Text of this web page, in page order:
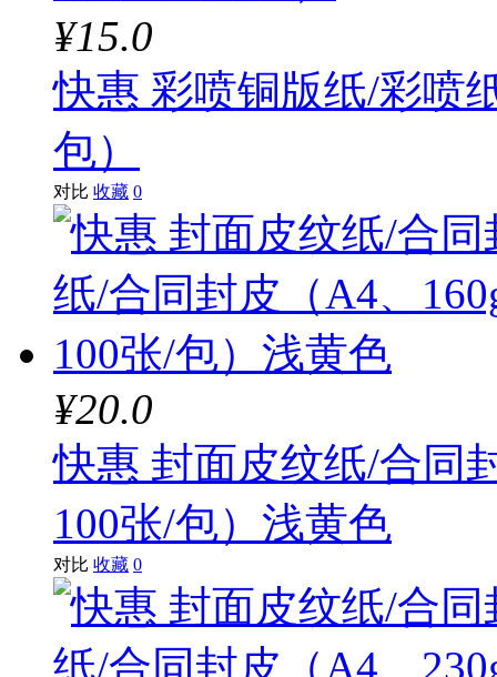
¥15.0
快惠 彩喷铜版纸/彩喷
包）
对比 收藏 0
¥20.0
快惠 封面皮纹纸/合同
100张/包）浅黄色
对比 收藏 0